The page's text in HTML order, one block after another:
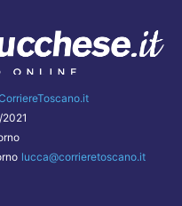
lucca@corrieretoscano.it